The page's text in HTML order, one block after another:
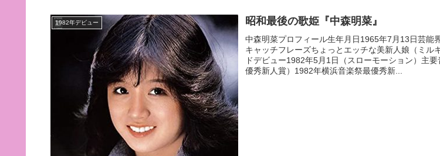
1982年デビュー 昭和最後の歌姫『中森明菜』
中森明菜プロフィール生年月日1965年7月13日芸能
キャッチフレーズちょっとエッチな美新人娘（ミル
ドデビュー1982年5月1日（スローモーション）主
優秀新人賞）1982年横浜音楽祭最優秀新...